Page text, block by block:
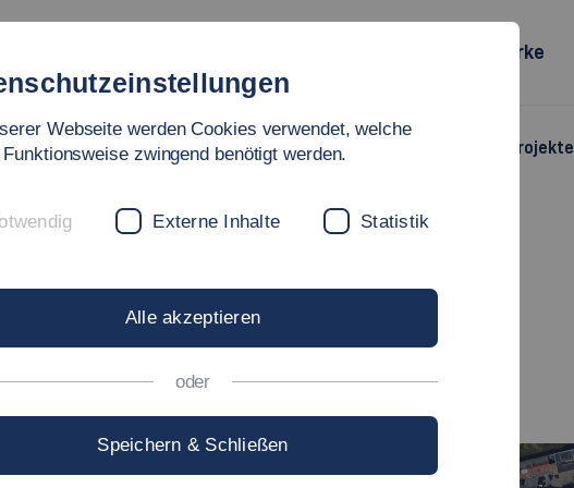
Netzwerke
Energietechnik und Mobilität Abgeschlossene Forschungsprojekte
Weststadt
ein urbanes Vorzeigequartier mit über 600
Webseite werden Cookies verwendet, welche
zwingend benötigt werden.
Externe Inhalte Statistik
Alle akzeptieren
oder
Speichern & Schließen